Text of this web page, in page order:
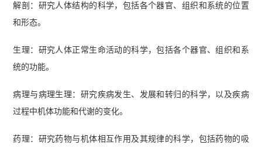
【执业护士考前十页纸《基础护理》】 【执业护士
解析200道】 【执业护士通关母题200道】 【护士
延续注册申请表下载】
解剖：研究人体结构的科学，包括各个器官、组织和系统的位置
和形态。
生理：研究人体正常生命活动的科学，包括各个器官、组织和系
统的功能。
病理与病理生理：研究疾病发生、发展和转归的科学，以及疾病
过程中机体功能和代谢的变化。
药理：研究药物与机体相互作用及其规律的科学，包括药物的吸